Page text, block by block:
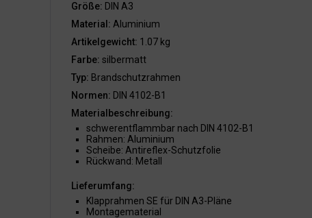
Größe: DIN A3
Material: Aluminium
Artikelgewicht: 1.07 kg
Farbe: silbermatt
Typ: Brandschutzrahmen
Normen: DIN 4102-B1
Materialbeschreibung:
schwerentflammbar nach DIN 4102-B1
Rahmen: Aluminium
Scheibe: Antireflex-Schutzfolie
Rückwand: Metall
Lieferumfang:
Klapprahmen SE für DIN A3-Pläne
Montagematerial